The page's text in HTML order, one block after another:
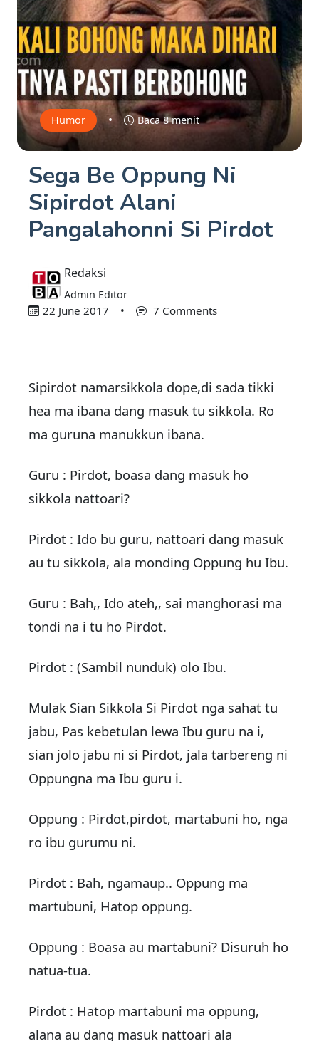
Humor • Baca 8 menit
Sega Be Oppung Ni
Sipirdot Alani
Pangalahonni Si Pirdot
Redaksi
Admin Editor
22 June 2017 • 7 Comments
Sipirdot namarsikkola dope,di sada tikki
hea ma ibana dang masuk tu sikkola. Ro
ma guruna manukkun ibana.
Guru : Pirdot, boasa dang masuk ho
sikkola nattoari?
Pirdot : Ido bu guru, nattoari dang masuk
au tu sikkola, ala monding Oppung hu Ibu.
Guru : Bah,, Ido ateh,, sai manghorasi ma
tondi na i tu ho Pirdot.
Pirdot : (Sambil nunduk) olo Ibu.
Mulak Sian Sikkola Si Pirdot nga sahat tu
jabu, Pas kebetulan lewa Ibu guru na i,
sian jolo jabu ni si Pirdot, jala tarbereng ni
Oppungna ma Ibu guru i.
Oppung : Pirdot,pirdot, martabuni ho, nga
ro ibu gurumu ni.
Pirdot : Bah, ngamaup.. Oppung ma
martubuni, Hatop oppung.
Oppung : Boasa au martabuni? Disuruh ho
natua-tua.
Pirdot : Hatop martabuni ma oppung,
alana au dang masuk nattoari ala